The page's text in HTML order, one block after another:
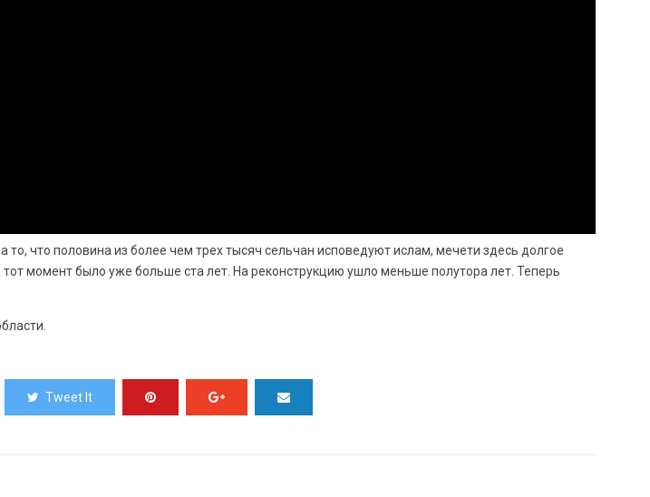
что половина из более чем трех тысяч сельчан исповедуют ислам, мечети здесь долгое
момент было уже больше ста лет. На реконструкцию ушло меньше полутора лет. Теперь
Tweet It